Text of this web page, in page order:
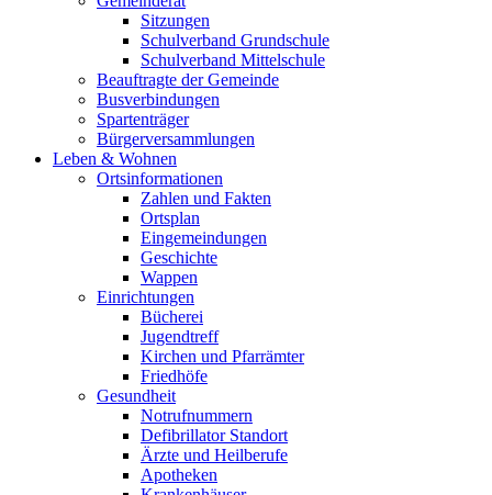
Sitzungen
Schulverband Grundschule
Schulverband Mittelschule
Beauftragte der Gemeinde
Busverbindungen
Spartenträger
Bürgerversammlungen
Leben & Wohnen
Ortsinformationen
Zahlen und Fakten
Ortsplan
Eingemeindungen
Geschichte
Wappen
Einrichtungen
Bücherei
Jugendtreff
Kirchen und Pfarrämter
Friedhöfe
Gesundheit
Notrufnummern
Defibrillator Standort
Ärzte und Heilberufe
Apotheken